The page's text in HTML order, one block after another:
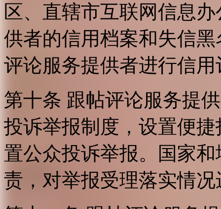
区、直辖市互联网信息
供者的信用档案和失信
评论服务提供者进行信用
第十条 跟帖评论服务提
投诉举报制度，设置便
置公众投诉举报。国家
责，对举报受理落实情